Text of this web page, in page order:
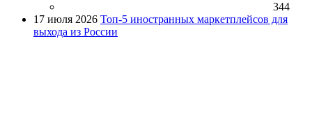
344
17 июля 2026 Топ-5 иностранных маркетплейсов для
выхода из России